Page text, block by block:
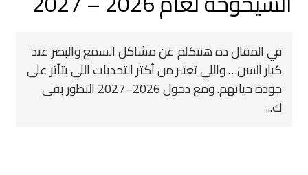
في المقال ده هنتكلم عن مشاكل السمع والبصر عند
كبار السن… واللي تعتبر من أكتر التحديات اللي بتأثر على
جودة حياتهم. ومع دخول 2026–2027 التطور بقى
ك...